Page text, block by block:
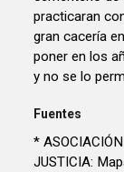
practicaran
gran cacería
poner en los
y no se lo
Fuentes
*
JUSTICIA: